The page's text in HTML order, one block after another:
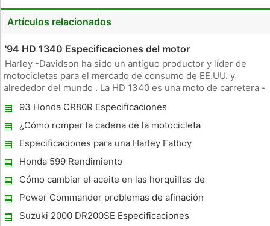
Artículos relacionados
'94 HD 1340 Especificaciones del motor
Harley -Davidson ha sido un antiguo productor y líder de
motocicletas para el mercado de consumo de EE.UU. y
alrededor del mundo . La HD 1340 es una moto de carretera -
1994. Diseñado para la fiabilidad , potencia y velocidad , el 94
HD 1340
93 Honda CR80R Especificaciones
¿Cómo romper la cadena de la motocicleta
Especificaciones para una Harley Fatboy
Honda 599 Rendimiento
Cómo cambiar el aceite en las horquillas de
doble cámara
Power Commander problemas de afinación
Suzuki 2000 DR200SE Especificaciones